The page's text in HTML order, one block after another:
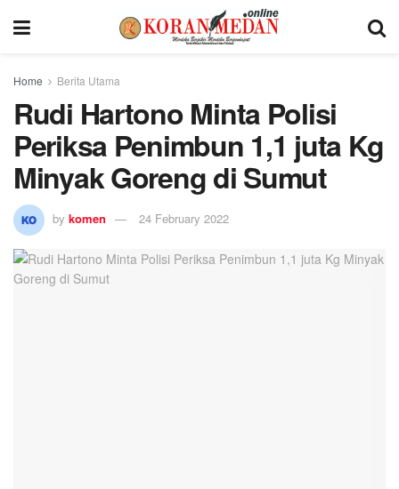
Home Berita Utama
Rudi Hartono Minta Polisi
Periksa Penimbun 1,1 juta Kg
Minyak Goreng di Sumut
by komen 24 February 2022